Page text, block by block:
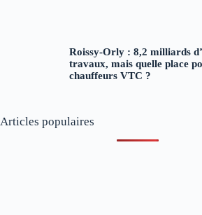
Roissy-Orly : 8,2 milliards
travaux, mais quelle place
chauffeurs VTC ?
Articles populaires